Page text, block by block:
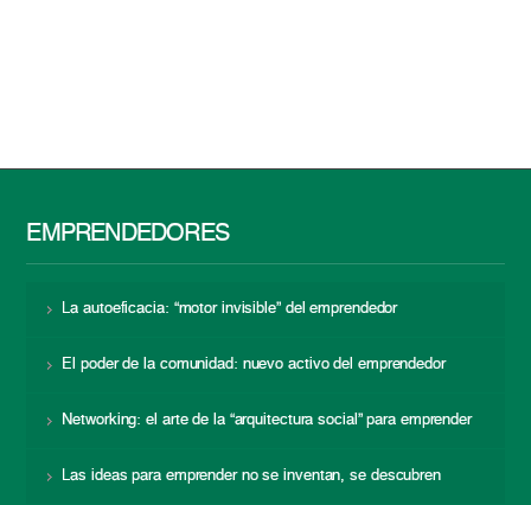
EMPRENDEDORES
La autoeficacia: “motor invisible” del emprendedor
El poder de la comunidad: nuevo activo del emprendedor
Networking: el arte de la “arquitectura social” para emprender
Las ideas para emprender no se inventan, se descubren